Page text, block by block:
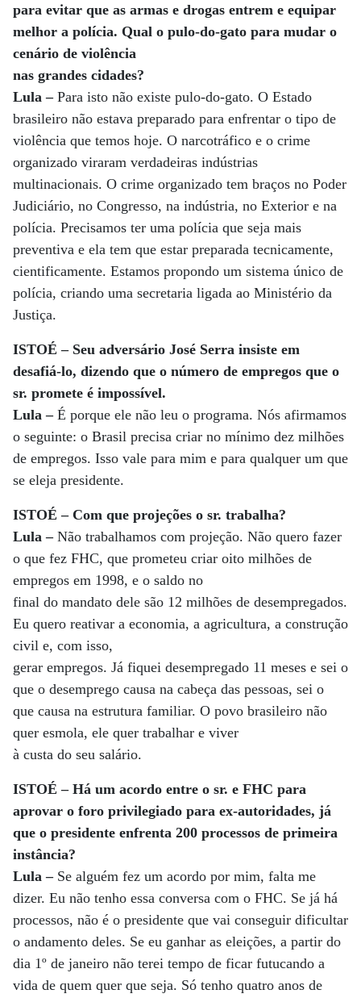
para evitar que as armas e drogas entrem e equipar
melhor a polícia. Qual o pulo-do-gato para mudar o
cenário de violência
nas grandes cidades?
Lula –Para isto não existe pulo-do-gato. O Estado
brasileiro não estava preparado para enfrentar o tipo de
violência que temos hoje. O narcotráfico e o crime
organizado viraram verdadeiras indústrias
multinacionais. O crime organizado tem braços no Poder
Judiciário, no Congresso, na indústria, no Exterior e na
polícia. Precisamos ter uma polícia que seja mais
preventiva e ela tem que estar preparada tecnicamente,
cientificamente. Estamos propondo um sistema único de
polícia, criando uma secretaria ligada ao Ministério da
Justiça.
ISTOÉ – Seu adversário José Serra insiste em
desafiá-lo, dizendo que o número de empregos que o
sr. promete é impossível.
Lula –É porque ele não leu o programa. Nós afirmamos
o seguinte: o Brasil precisa criar no mínimo dez milhões
de empregos. Isso vale para mim e para qualquer um que
se eleja presidente.
ISTOÉ – Com que projeções o sr. trabalha?
Lula –Não trabalhamos com projeção. Não quero fazer
o que fez FHC, que prometeu criar oito milhões de
empregos em 1998, e o saldo no
final do mandato dele são 12 milhões de desempregados.
Eu quero reativar a economia, a agricultura, a construção
civil e, com isso,
gerar empregos. Já fiquei desempregado 11 meses e sei o
que o desemprego causa na cabeça das pessoas, sei o
que causa na estrutura familiar. O povo brasileiro não
quer esmola, ele quer trabalhar e viver
à custa do seu salário.
ISTOÉ – Há um acordo entre o sr. e FHC para
aprovar o foro privilegiado para ex-autoridades, já
que o presidente enfrenta 200 processos de primeira
instância?
Lula –Se alguém fez um acordo por mim, falta me
dizer. Eu não tenho essa conversa com o FHC. Se já há
processos, não é o presidente que vai conseguir dificultar
o andamento deles. Se eu ganhar as eleições, a partir do
dia 1º de janeiro não terei tempo de ficar futucando a
vida de quem quer que seja. Só tenho quatro anos de